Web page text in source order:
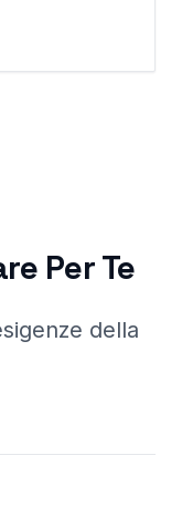
Per Te
della